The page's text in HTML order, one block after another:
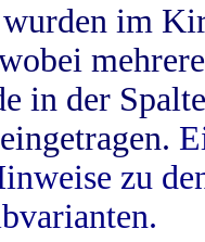
im
in der
zu